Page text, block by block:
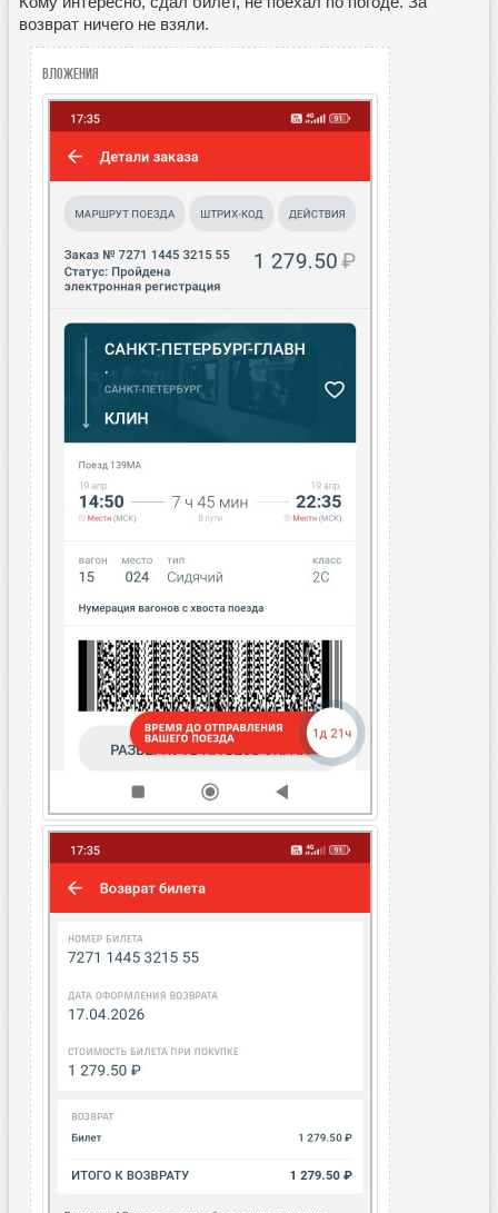
возврат ничего не взяли.
Вложения